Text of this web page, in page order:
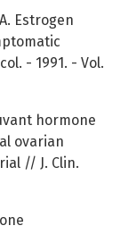
Estrogen
- 1991. - Vol.
hormone
ovarian
// J. Clin.